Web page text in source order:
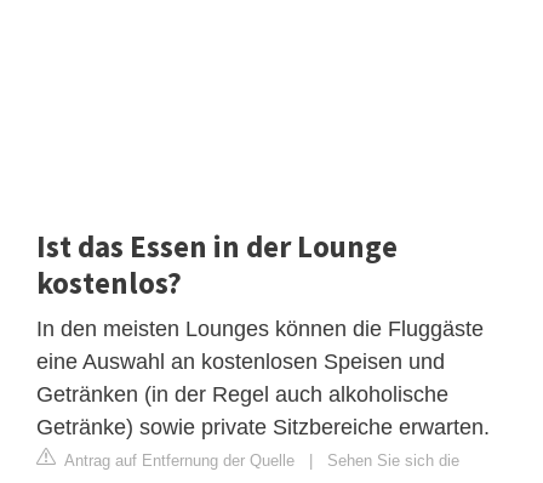
Ist das Essen in der Lounge
kostenlos?
In den meisten Lounges können die Fluggäste
eine Auswahl an kostenlosen Speisen und
Getränken (in der Regel auch alkoholische
Getränke) sowie private Sitzbereiche erwarten.
Antrag auf Entfernung der Quelle
Sehen Sie sich die